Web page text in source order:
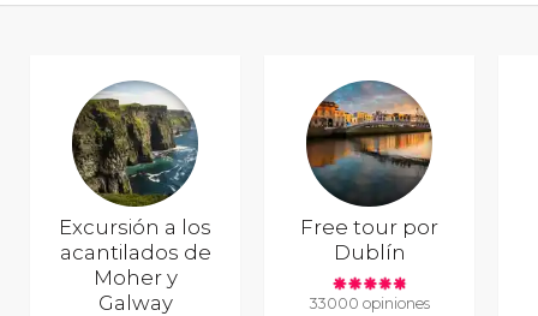
Excursión a los
acantilados de
Moher y
Galway
Free tour por
Dublín
33000 opiniones